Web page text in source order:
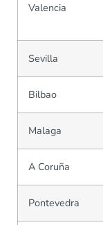
Valencia
Sevilla
Bilbao
Malaga
A Coruña
Pontevedra